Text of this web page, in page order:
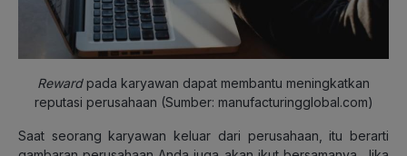
Rewardpada karyawan dapat membantu meningkatkan
reputasi perusahaan (Sumber: manufacturingglobal.com)
Saat seorang karyawan keluar dari perusahaan, itu berarti